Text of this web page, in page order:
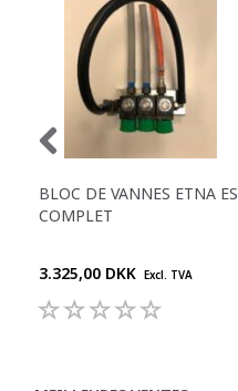
BLOC DE VANNES ETNA ES
COMPLET
3.325,00 DKK Excl. TVA